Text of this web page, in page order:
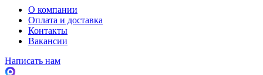
О компании
Оплата и доставка
Контакты
Вакансии
Написать нам